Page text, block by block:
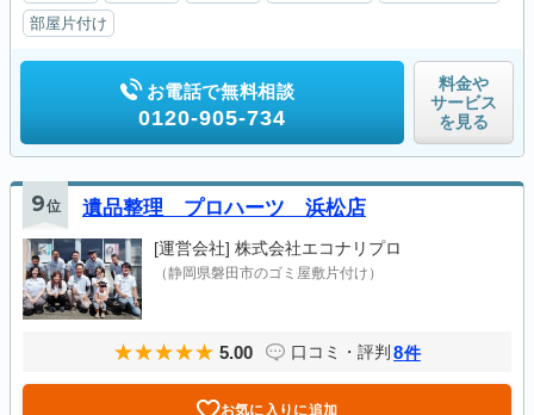
部屋片付け
お電話で無料相談
0120-905-734
料金や
サービス
を見る
9位 遺品整理 プロハーツ 浜松店
[運営会社] 株式会社エコナリプロ
（静岡県磐田市のゴミ屋敷片付け）
5.00 口コミ・評判 8件
お気に入りに追加